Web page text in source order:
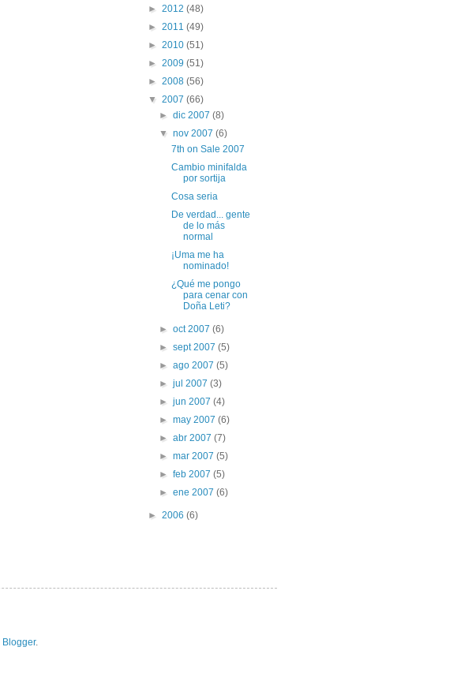
► 2012 (48)
► 2011 (49)
► 2010 (51)
► 2009 (51)
► 2008 (56)
▼ 2007 (66)
►dic 2007(8)
▼nov 2007(6)
7th on Sale 2007
Cambio minifalda
por sortija
Cosa seria
De verdad... gente
de lo más
normal
¡Uma me ha
nominado!
¿Qué me pongo
para cenar con
Doña Leti?
►oct 2007(6)
►sept 2007(5)
►ago 2007(5)
►jul 2007(3)
►jun 2007(4)
►may 2007(6)
►abr 2007(7)
►mar 2007(5)
►feb 2007(5)
►ene 2007(6)
► 2006 (6)
Blogger.